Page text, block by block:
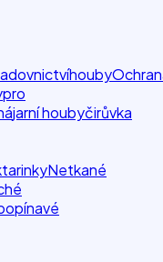
houby
pro
jarní houbyčirůvka
Netkané